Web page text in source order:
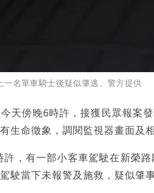
名單車騎士後疑似肇逃。警方提供
天傍晚6時許，接獲民眾報案
生命徵象，調閱監視器畫面及
，有一部小客車駕駛在新榮
駛當下未報警及施救，疑似肇事